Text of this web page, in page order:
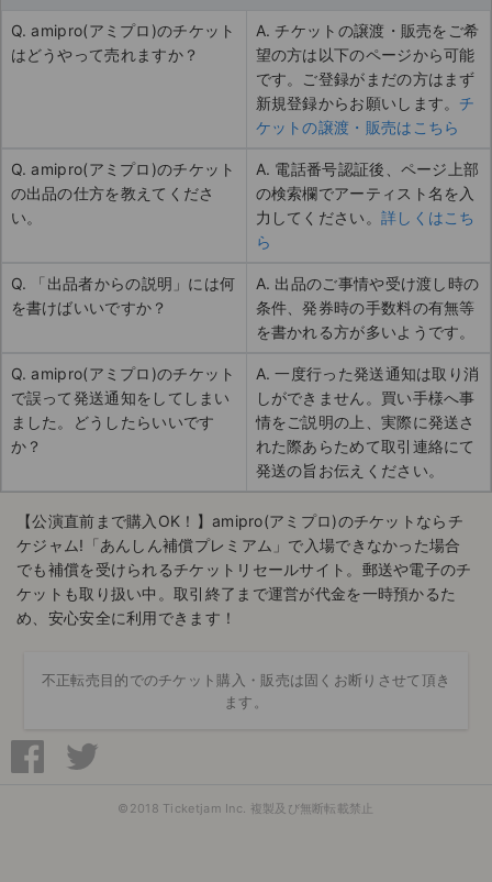
Q. amipro(アミプロ)のチケット
はどうやって売れますか？
A. チケットの譲渡・販売をご希
望の方は以下のページから可能
です。ご登録がまだの方はまず
新規登録からお願いします。 チ
ケットの譲渡・販売はこちら
Q. amipro(アミプロ)のチケット
の出品の仕方を教えてくださ
い。
A. 電話番号認証後、ページ上部
の検索欄でアーティスト名を入
力してください。 詳しくはこち
ら
Q. 「出品者からの説明」には何
を書けばいいですか？
A. 出品のご事情や受け渡し時の
条件、発券時の手数料の有無等
を書かれる方が多いようです。
Q. amipro(アミプロ)のチケット
で誤って発送通知をしてしまい
ました。どうしたらいいです
か？
A. 一度行った発送通知は取り消
しができません。買い手様へ事
情をご説明の上、実際に発送さ
れた際あらためて取引連絡にて
発送の旨お伝えください。
【公演直前まで購入OK！】amipro(アミプロ)のチケットならチ
ケジャム!「あんしん補償プレミアム」で入場できなかった場合
でも補償を受けられるチケットリセールサイト。郵送や電子のチ
ケットも取り扱い中。取引終了まで運営が代金を一時預かるた
め、安心安全に利用できます！
不正転売目的でのチケット購入・販売は固くお断りさせて頂き
ます。
©2018 Ticketjam Inc. 複製及び無断転載禁止